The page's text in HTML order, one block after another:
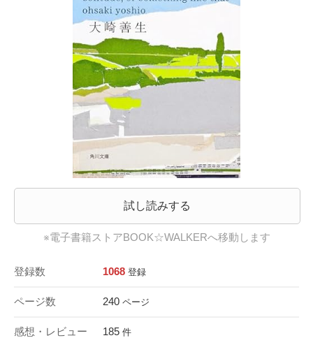
試し読みする
※電子書籍ストアBOOK☆WALKERへ移動します
登録数 1068 登録
ページ数 240 ページ
感想・レビュー 185 件